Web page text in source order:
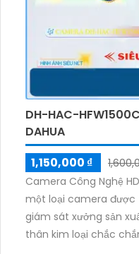
DH-HAC-
DAHUA
1,150,000 ₫
Camera Công Nghệ
một loại camera được
giám sát xưởng sản
thân kim loại chắc